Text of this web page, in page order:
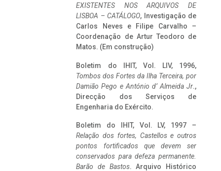
EXISTENTES NOS ARQUIVOS DE
LISBOA – CATÁLOGO, Investigação de
Carlos Neves e Filipe Carvalho –
Coordenação de Artur Teodoro de
Matos. (Em construção)
Boletim do IHIT, Vol. LIV, 1996,
Tombos dos Fortes da Ilha Terceira, por
Damião Pego e António d’ Almeida Jr.,
Direcção dos Serviços de
Engenharia do Exército.
Boletim do IHIT, Vol. LV, 1997 –
Relação dos fortes, Castellos e outros
pontos fortificados que devem ser
conservados para defeza permanente.
Barão de Bastos. Arquivo Histórico